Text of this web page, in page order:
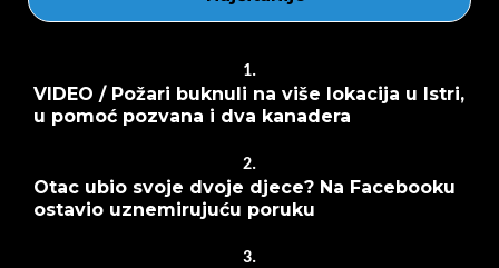
1.
VIDEO / Požari buknuli na više lokacija u Istri,
u pomoć pozvana i dva kanadera
2.
Otac ubio svoje dvoje djece? Na Facebooku
ostavio uznemirujuću poruku
3.